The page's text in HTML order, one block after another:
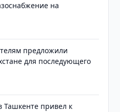
на
предложили
для последующего
Ташкенте привел к